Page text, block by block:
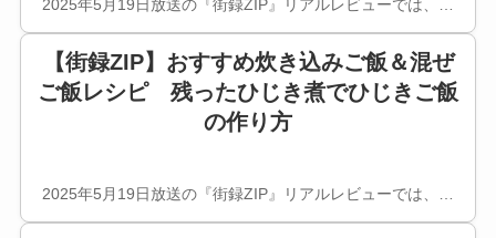
2025年5月19日放送の『街録ZIP』リアルレビューでは、…
【街録ZIP】おすすめ炊き込みご飯＆混ぜ
ご飯レシピ 残ったひじき煮でひじきご飯
の作り方
2025年5月19日放送の『街録ZIP』リアルレビューでは、…